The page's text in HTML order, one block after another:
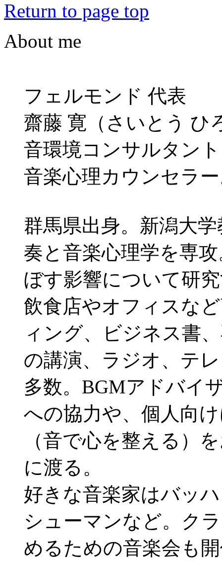
Return to page top
About me
フェルモンド 代表
齋藤 寛（さいとう ひ
音環境コンサルタン
音楽心理カウンセラ
群馬県出身。新潟大
奏と音楽心理学を専
ぼす影響について研
飲食店やオフィスな
ィング、ビジネス書
の講演、ラジオ、テ
多数。BGMアドバイ
への協力や、個人向
（音で心を整える）
に渡る。
好きな音楽家はバッ
シューマンなど。ク
めるための音楽会も